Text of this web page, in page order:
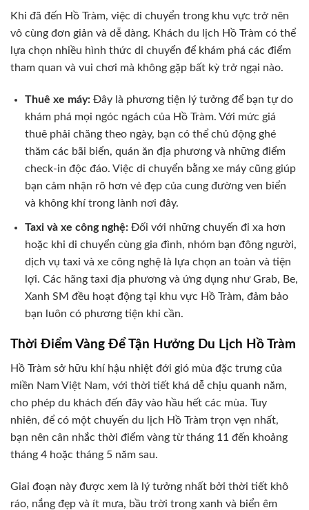
Khi đã đến Hồ Tràm, việc di chuyển trong khu vực trở nên
vô cùng đơn giản và dễ dàng. Khách du lịch Hồ Tràm có thể
lựa chọn nhiều hình thức di chuyển để khám phá các điểm
tham quan và vui chơi mà không gặp bất kỳ trở ngại nào.
Thuê xe máy:Đây là phương tiện lý tưởng để bạn tự do
khám phá mọi ngóc ngách của Hồ Tràm. Với mức giá
thuê phải chăng theo ngày, bạn có thể chủ động ghé
thăm các bãi biển, quán ăn địa phương và những điểm
check-in độc đáo. Việc di chuyển bằng xe máy cũng giúp
bạn cảm nhận rõ hơn vẻ đẹp của cung đường ven biển
và không khí trong lành nơi đây.
Taxi và xe công nghệ:Đối với những chuyến đi xa hơn
hoặc khi di chuyển cùng gia đình, nhóm bạn đông người,
dịch vụ taxi và xe công nghệ là lựa chọn an toàn và tiện
lợi. Các hãng taxi địa phương và ứng dụng như Grab, Be,
Xanh SM đều hoạt động tại khu vực Hồ Tràm, đảm bảo
bạn luôn có phương tiện khi cần.
Thời Điểm Vàng Để Tận Hưởng Du Lịch Hồ Tràm
Hồ Tràm sở hữu khí hậu nhiệt đới gió mùa đặc trưng của
miền Nam Việt Nam, với thời tiết khá dễ chịu quanh năm,
cho phép du khách đến đây vào hầu hết các mùa. Tuy
nhiên, để có một chuyến du lịch Hồ Tràm trọn vẹn nhất,
bạn nên cân nhắc thời điểm vàng từ tháng 11 đến khoảng
tháng 4 hoặc tháng 5 năm sau.
Giai đoạn này được xem là lý tưởng nhất bởi thời tiết khô
ráo, nắng đẹp và ít mưa, bầu trời trong xanh và biển êm